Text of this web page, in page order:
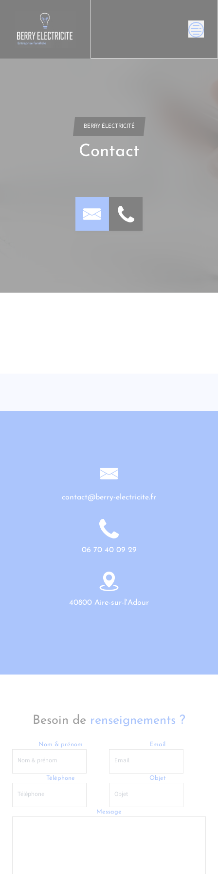
BERRY ÉLECTRICITÉ
Contact
contact@berry-electricite.fr
06 70 40 09 29
40800 Aire-sur-l'Adour
Besoin de renseignements ?
Nom & prénom Email
Téléphone Objet
Message